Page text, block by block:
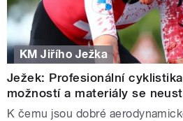
KM Jiřího Ježka
Ježek: Profesionální
možností a materiály se
K čemu jsou dobré